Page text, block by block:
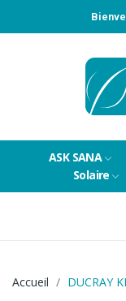
ASK SANA
Solaire
Accueil DUCRAY